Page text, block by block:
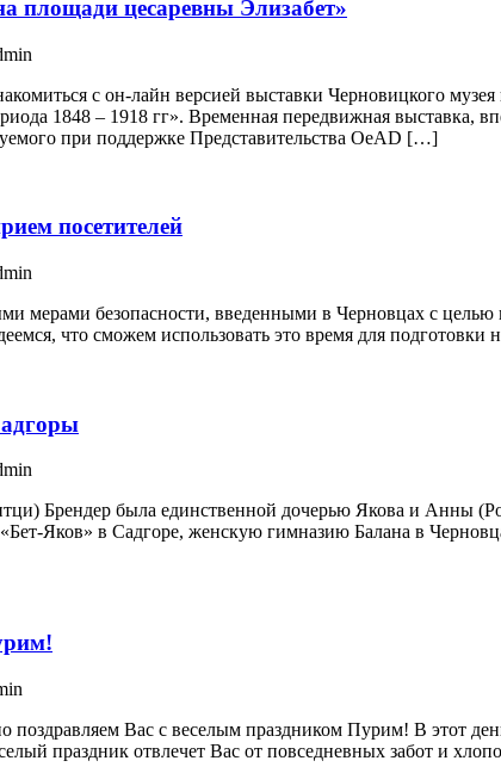
площади цесаревны Элизабет»
с он-лайн версией выставки Черновицкого
1848 – 1918 гг». Временная передвижная выставка,
при поддержке Представительства OeAD […]
посетителей
мерами безопасности, введенными в Черновцах с
что сможем использовать это время для
Брендер была единственной дочерью Якова и Анны
Яков» в Садгоре, женскую гимназию Балана в
поздравляем Вас с веселым праздником Пурим! В этот
праздник отвлечет Вас от повседневных забот и